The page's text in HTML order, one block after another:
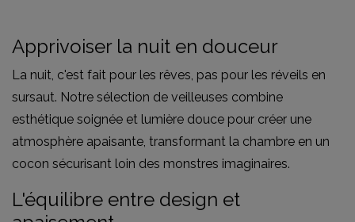
Apprivoiser la nuit en douceur
La nuit, c'est fait pour les rêves, pas pour les réveils en
sursaut. Notre sélection de veilleuses combine
esthétique soignée et lumière douce pour créer une
atmosphère apaisante, transformant la chambre en un
cocon sécurisant loin des monstres imaginaires.
L'équilibre entre design et